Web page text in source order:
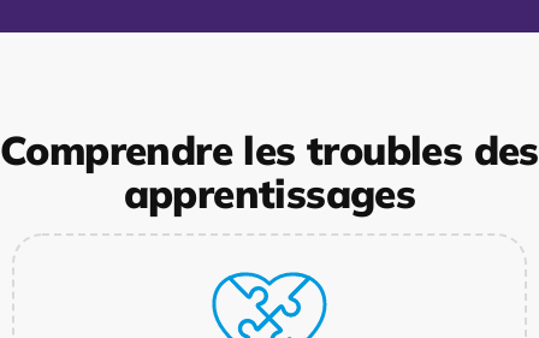
Comprendre les troubles des
apprentissages